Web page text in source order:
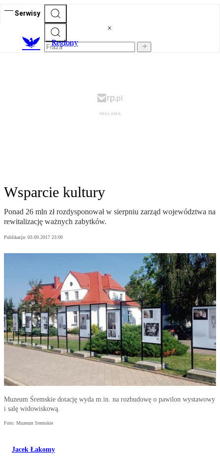
Serwisy
Regiony
Wsparcie kultury
Ponad 26 mln zł rozdysponował w sierpniu zarząd województwa na
rewitalizację ważnych zabytków.
Publikacja: 03.09.2017 23:00
Muzeum Śremskie dotację wyda m.in. na rozbudowę o pawilon wystawowy
i salę widowiskową.
Foto: Muzeum Sremskie
Jacek Łakomy